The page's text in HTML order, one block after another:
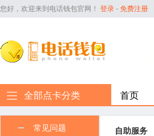
您好，欢迎来到电话钱包官网！ 登录 - 免费注册
全部点卡分类 首页
常见问题 自助服务